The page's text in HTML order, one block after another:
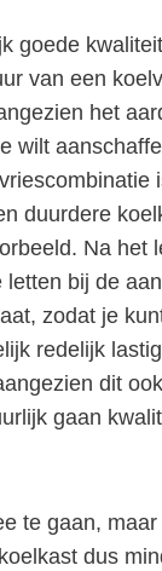
goede
van een
het
wilt
duurdere
Na het
bij de
zodat je
redelijk
dit
gaan
te gaan,
dus